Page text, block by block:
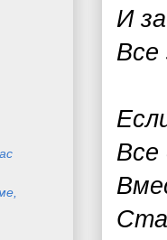
И
Все
Все